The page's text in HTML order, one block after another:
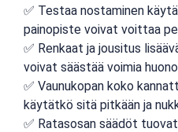
✅ Testaa nostaminen
painopiste voivat voittaa
✅ Renkaat ja jousitus
voivat säästää voimia
✅ Vaunukopan koko
käytätkö sitä pitkään ja
✅ Ratasosan säädöt